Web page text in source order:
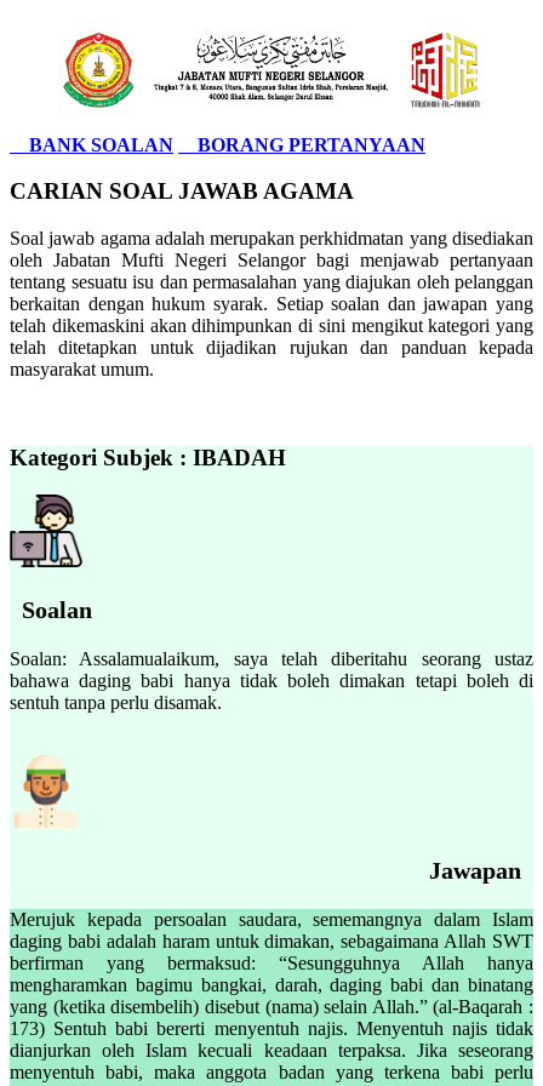
BANK SOALAN BORANG PERTANYAAN
CARIAN SOAL JAWAB AGAMA
Soal jawab agama adalah merupakan perkhidmatan yang disediakan
oleh Jabatan Mufti Negeri Selangor bagi menjawab pertanyaan
tentang sesuatu isu dan permasalahan yang diajukan oleh pelanggan
berkaitan dengan hukum syarak. Setiap soalan dan jawapan yang
telah dikemaskini akan dihimpunkan di sini mengikut kategori yang
telah ditetapkan untuk dijadikan rujukan dan panduan kepada
masyarakat umum.
Kategori Subjek : IBADAH
Soalan
Soalan: Assalamualaikum, saya telah diberitahu seorang ustaz
bahawa daging babi hanya tidak boleh dimakan tetapi boleh di
sentuh tanpa perlu disamak.
Jawapan
Merujuk kepada persoalan saudara, sememangnya dalam Islam
daging babi adalah haram untuk dimakan, sebagaimana Allah SWT
berfirman yang bermaksud: “Sesungguhnya Allah hanya
mengharamkan bagimu bangkai, darah, daging babi dan binatang
yang (ketika disembelih) disebut (nama) selain Allah.” (al-Baqarah :
173) Sentuh babi bererti menyentuh najis. Menyentuh najis tidak
dianjurkan oleh Islam kecuali keadaan terpaksa. Jika seseorang
menyentuh babi, maka anggota badan yang terkena babi perlu